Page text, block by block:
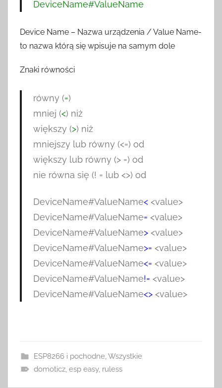
DeviceName#ValueName
Device Name – Nazwa urządzenia / Value Name-
to nazwa którą się wpisuje na samym dole
Znaki równości
równy (=)
mniej (<) niż
większy (>) niż
mniejszy lub równy (<=) od
większy lub równy (> =) od
nie równa się (! = lub <>) od
DeviceName#ValueName<<value>
DeviceName#ValueName= <value>
DeviceName#ValueName><value>
DeviceName#ValueName>= <value>
DeviceName#ValueName<= <value>
DeviceName#ValueName!= <value>
DeviceName#ValueName<><value>
ESP8266 i pochodne,Wszystkie
domoticz, esp easy, ruless